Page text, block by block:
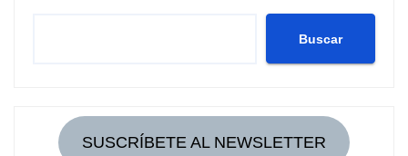
Buscar
SUSCRÍBETE AL NEWSLETTER